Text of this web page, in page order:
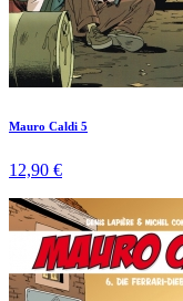
Mauro Caldi 5
12,90 €